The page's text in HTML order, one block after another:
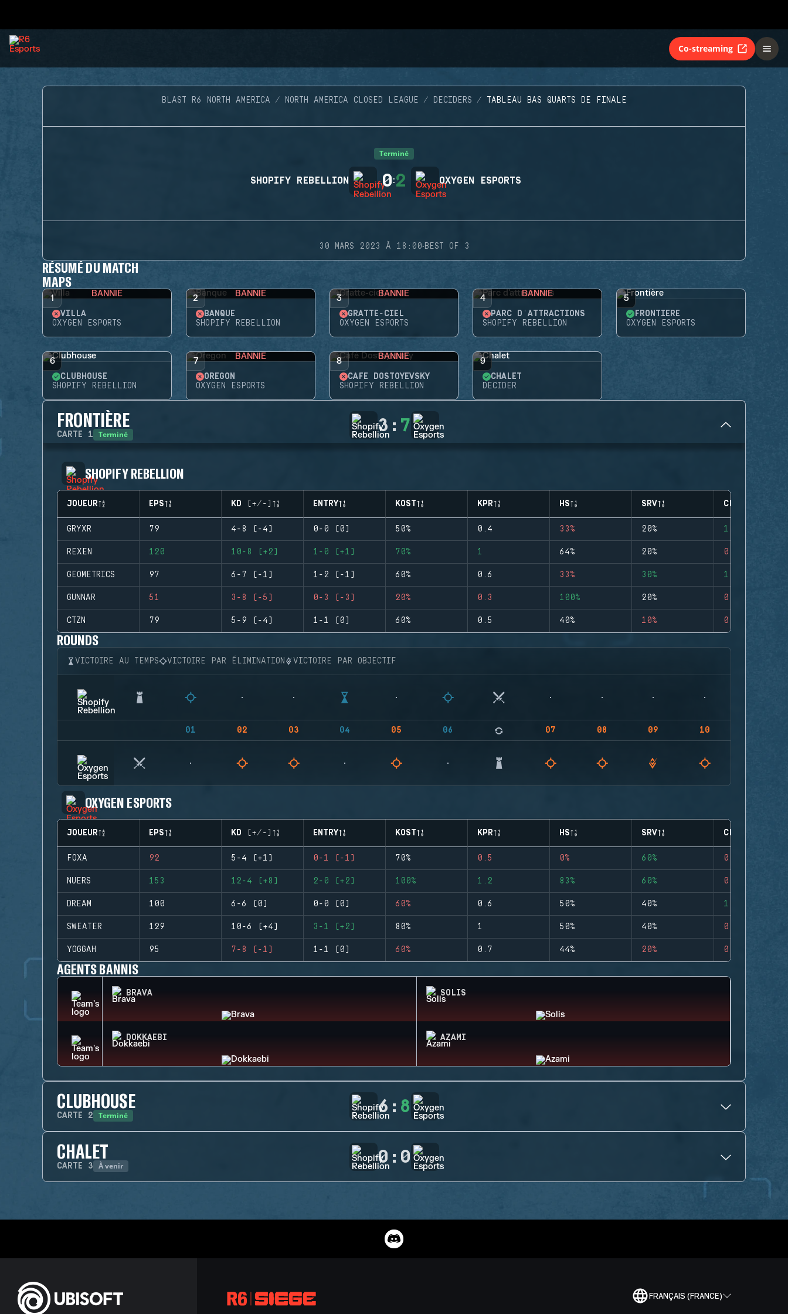
Co-streaming
BLAST R6 NORTH AMERICA NORTH AMERICA CLOSED LEAGUE DECIDERS TABLEAU BAS QUARTS DE FINALE
Terminé
SHOPIFY REBELLION 0:2 OXYGEN ESPORTS
30 MARS 2023 À 18:00·BEST OF 3
RÉSUMÉ DU MATCH
MAPS
1 BANNIE
VILLA
OXYGEN ESPORTS
2 BANNIE
BANQUE
SHOPIFY REBELLION
3 BANNIE
GRATTE-CIEL
OXYGEN ESPORTS
4 BANNIE
PARC D'ATTRACTIONS
SHOPIFY REBELLION
5
FRONTIÈRE
OXYGEN ESPORTS
6
CLUBHOUSE
SHOPIFY REBELLION
7 BANNIE
OREGON
OXYGEN ESPORTS
8 BANNIE
CAFÉ DOSTOYEVSKY
SHOPIFY REBELLION
9
CHALET
DECIDER
FRONTIÈRE
CARTE 1 Terminé 3 : 7
SHOPIFY REBELLION
JOUEUR EPS KD (+/-) ENTRY KOST KPR HS SRV CLUTCHES
GRYXR 79 4-8 (-4) 0-0 (0) 50% 0.4 33% 20% 1
REXEN 120 10-8 (+2) 1-0 (+1) 70% 1 64% 20% 0
GEOMETRICS 97 6-7 (-1) 1-2 (-1) 60% 0.6 33% 30% 1
GUNNAR 51 3-8 (-5) 0-3 (-3) 20% 0.3 100% 20% 0
CTZN 79 5-9 (-4) 1-1 (0) 60% 0.5 40% 10% 0
ROUNDS
VICTOIRE AU TEMPS VICTOIRE PAR ÉLIMINATION VICTOIRE PAR OBJECTIF
01 02 03 04 05 06 07 08 09 10
OXYGEN ESPORTS
JOUEUR EPS KD (+/-) ENTRY KOST KPR HS SRV CLUTCHES
FOXA 92 5-4 (+1) 0-1 (-1) 70% 0.5 0% 60% 0
NUERS 153 12-4 (+8) 2-0 (+2) 100% 1.2 83% 60% 0
DREAM 100 6-6 (0) 0-0 (0) 60% 0.6 50% 40% 1
SWEATER 129 10-6 (+4) 3-1 (+2) 80% 1 50% 40% 0
YOGGAH 95 7-8 (-1) 1-1 (0) 60% 0.7 44% 20% 0
AGENTS BANNIS
BRAVA SOLIS
DOKKAEBI AZAMI
CLUBHOUSE
CARTE 2 Terminé 6 : 8
CHALET
CARTE 3 À venir 0 : 0
FRANÇAIS (FRANCE)